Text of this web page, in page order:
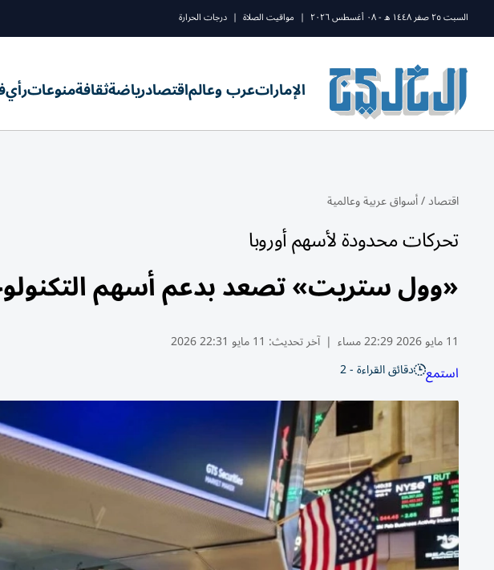
السبت ٢٥ صفر ١٤٤٨ ه - ٠٨ أغسطس ٢٠٢٦ | مواقيت الصلاة | درجات الحرارة
الإماراتعرب وعالماقتصادرياضةثقافةمنوعاترأي
اقتصاد/أسواق عربية وعالمية
تحركات محدودة لأسهم أوروبا
«وول ستريت» تصعد بدعم أسهم
11 مايو 2026 22:29 مساء | آخر تحديث: 11 مايو 22:31 2026
استمع دقائق القراءة - 2